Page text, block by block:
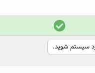
پ
ا
س
خ
سیستم شوید.